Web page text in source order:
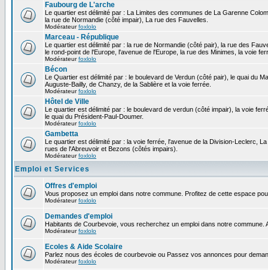
Faubourg de L'arche
Le quartier est délimité par : La Limites des communes de La Garenne
la rue de Normandie (côté impair), La rue des Fauvelles.
Modérateurfoxlolo
Marceau - République
Le quartier est délimité par : la rue de Normandie (côté pair), la rue des
le rond-point de l'Europe, l'avenue de l'Europe, la rue des Minimes, la voie
Modérateurfoxlolo
Bécon
Le Quartier est délimité par : le boulevard de Verdun (côté pair), le quai du
Auguste-Bailly, de Chanzy, de la Sablière et la voie ferrée.
Modérateurfoxlolo
Hôtel de Ville
Le quartier est délimité par : le boulevard de verdun (côté impair), la voie
le quai du Président-Paul-Doumer.
Modérateurfoxlolo
Gambetta
Le quartier est délimité par : la voie ferrée, l'avenue de la Division-Leclerc,
rues de l'Abreuvoir et Bezons (côtés impairs).
Modérateurfoxlolo
Emploi et Services
Offres d'emploi
Vous proposez un emploi dans notre commune. Profitez de cette espace
Modérateurfoxlolo
Demandes d'emploi
Habitants de Courbevoie, vous recherchez un emploi dans notre commune.
Modérateurfoxlolo
Ecoles & Aide Scolaire
Parlez nous des écoles de courbevoie ou Passez vos annonces pour
Modérateurfoxlolo